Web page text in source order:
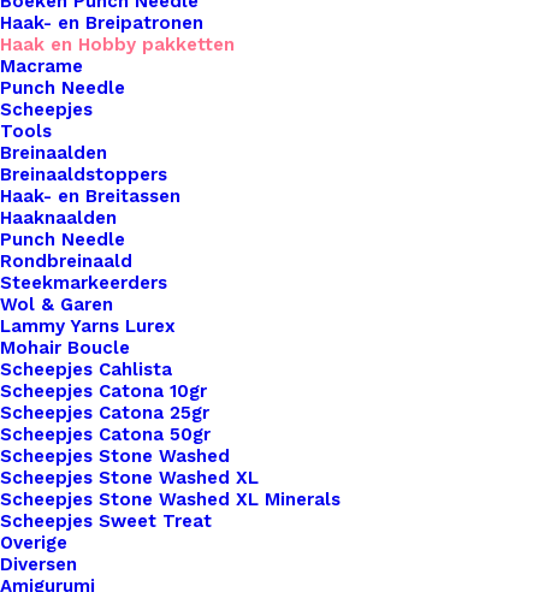
Haak- en Breipatronen
Haak en Hobby pakketten
Macrame
Punch Needle
Scheepjes
Tools
Breinaalden
Breinaaldstoppers
Haak- en Breitassen
Haaknaalden
Punch Needle
Rondbreinaald
Steekmarkeerders
Wol & Garen
Lammy Yarns Lurex
Mohair Boucle
Scheepjes Cahlista
Scheepjes Catona 10gr
Scheepjes Catona 25gr
Scheepjes Catona 50gr
Scheepjes Stone Washed
Scheepjes Stone Washed XL
Scheepjes Stone Washed XL Minerals
Scheepjes Sweet Treat
Overige
Diversen
Amigurumi
€ 10,00.
Uitverkocht
Toevoegen aan verlanglijst
Artikelnummer
Categorie
Binnen 1-3 werkdagen verzonden
Veilig betalen
Unieke en kwaliteitsproducten